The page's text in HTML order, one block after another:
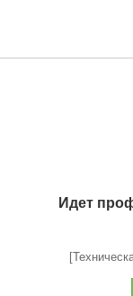
Идет